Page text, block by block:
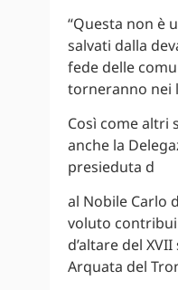
“Questa non è
salvati dalla
fede delle
torneranno nei
Così come altri
anche la
presieduta d
al Nobile Carlo
voluto
d’altare del
Arquata del